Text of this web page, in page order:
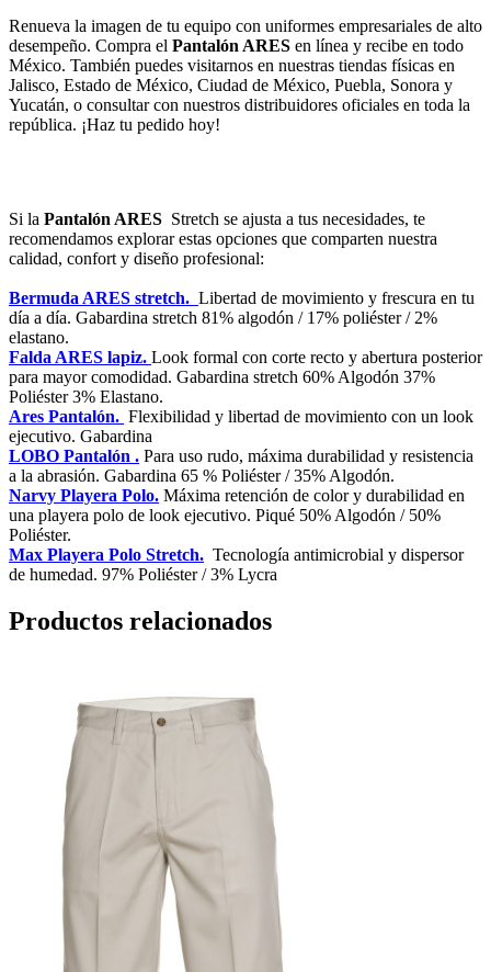
Renueva la imagen de tu equipo con uniformes empresariales de alto
desempeño. Compra el Pantalón ARES en línea y recibe en todo
México. También puedes visitarnos en nuestras tiendas físicas en
Jalisco, Estado de México, Ciudad de México, Puebla, Sonora y
Yucatán, o consultar con nuestros distribuidores oficiales en toda la
república. ¡Haz tu pedido hoy!
Si la Pantalón ARES Stretch se ajusta a tus necesidades, te
recomendamos explorar estas opciones que comparten nuestra
calidad, confort y diseño profesional:
Bermuda ARES stretch. Libertad de movimiento y frescura en tu
día a día. Gabardina stretch 81% algodón / 17% poliéster / 2%
elastano.
Falda ARES lapiz. Look formal con corte recto y abertura posterior
para mayor comodidad. Gabardina stretch 60% Algodón 37%
Poliéster 3% Elastano.
Ares Pantalón. Flexibilidad y libertad de movimiento con un look
ejecutivo. Gabardina
LOBO Pantalón . Para uso rudo, máxima durabilidad y resistencia
a la abrasión. Gabardina 65 % Poliéster / 35% Algodón.
Narvy Playera Polo. Máxima retención de color y durabilidad en
una playera polo de look ejecutivo. Piqué 50% Algodón / 50%
Poliéster.
Max Playera Polo Stretch. Tecnología antimicrobial y dispersor
de humedad. 97% Poliéster / 3% Lycra
Productos relacionados